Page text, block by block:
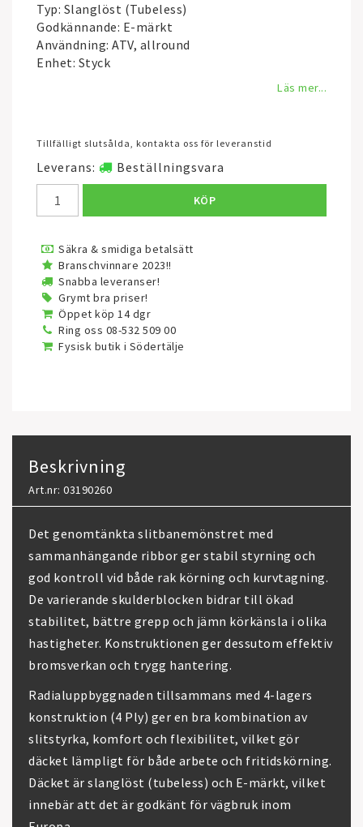
Typ: Slanglöst (Tubeless)
Godkännande: E-märkt
Användning: ATV, allround
Enhet: Styck
Läs mer...
Tillfälligt slutsålda, kontakta oss för leveranstid
Leverans: Beställningsvara
KÖP
Säkra & smidiga betalsätt
Branschvinnare 2023!!
Snabba leveranser!
Grymt bra priser!
Öppet köp 14 dgr
Ring oss 08-532 509 00
Fysisk butik i Södertälje
Beskrivning
Art.nr: 03190260
Det genomtänkta slitbanemönstret med
sammanhängande ribbor ger stabil styrning och
god kontroll vid både rak körning och kurvtagning.
De varierande skulderblocken bidrar till ökad
stabilitet, bättre grepp och jämn körkänsla i olika
hastigheter. Konstruktionen ger dessutom effektiv
bromsverkan och trygg hantering.
Radialuppbyggnaden tillsammans med 4-lagers
konstruktion (4 Ply) ger en bra kombination av
slitstyrka, komfort och flexibilitet, vilket gör
däcket lämpligt för både arbete och fritidskörning.
Däcket är slanglöst (tubeless) och E-märkt, vilket
innebär att det är godkänt för vägbruk inom